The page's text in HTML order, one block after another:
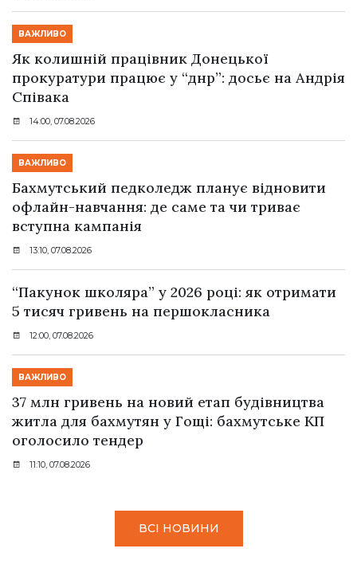
ВАЖЛИВО
Як колишній працівник Донецької
прокуратури працює у “днр”: досьє на Андрія
Співака
14:00, 07.08.2026
ВАЖЛИВО
Бахмутський педколедж планує відновити
офлайн-навчання: де саме та чи триває
вступна кампанія
13:10, 07.08.2026
“Пакунок школяра” у 2026 році: як отримати
5 тисяч гривень на першокласника
12:00, 07.08.2026
ВАЖЛИВО
37 млн гривень на новий етап будівництва
житла для бахмутян у Гощі: бахмутське КП
оголосило тендер
11:10, 07.08.2026
ВСІ НОВИНИ